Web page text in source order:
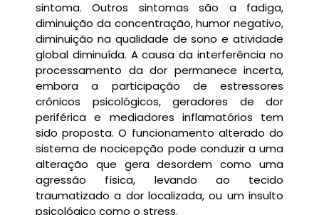
sintoma. Outros sintomas são a fadiga,
diminuição da concentração, humor negativo,
diminuição na qualidade de sono e atividade
global diminuída. A causa da interferência no
processamento da dor permanece incerta,
embora a participação de estressores
crônicos psicológicos, geradores de dor
periférica e mediadores inflamatórios tem
sido proposta. O funcionamento alterado do
sistema de nocicepção pode conduzir a uma
alteração que gera desordem como uma
agressão física, levando ao tecido
traumatizado a dor localizada, ou um insulto
psicológico como o stress.